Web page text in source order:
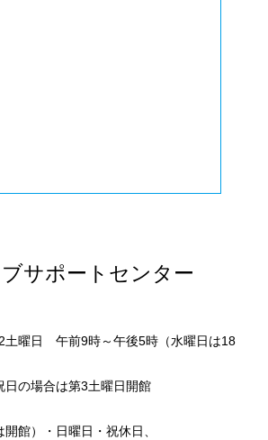
サポートセンター
土曜日 午前9時～午後5時（水曜日は18
の場合は第3土曜日開館
館）・日曜日・祝休日、